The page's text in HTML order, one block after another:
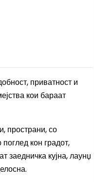
приватност и
кои бараат
пространи, со
кон градот,
заедничка кујна, лаунџ